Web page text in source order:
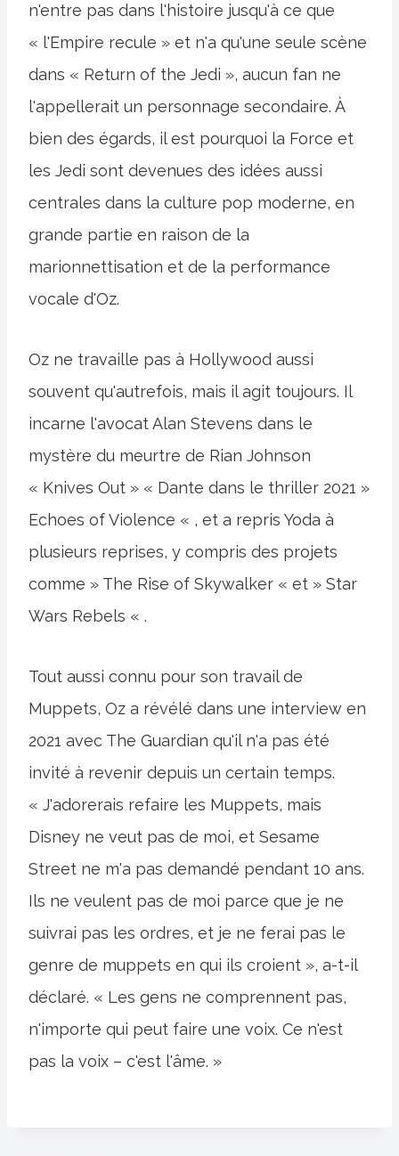
n'entre pas dans l'histoire jusqu'à ce que
« l'Empire recule » et n'a qu'une seule scène
dans « Return of the Jedi », aucun fan ne
l'appellerait un personnage secondaire. À
bien des égards, il est pourquoi la Force et
les Jedi sont devenues des idées aussi
centrales dans la culture pop moderne, en
grande partie en raison de la
marionnettisation et de la performance
vocale d'Oz.
Oz ne travaille pas à Hollywood aussi
souvent qu'autrefois, mais il agit toujours. Il
incarne l'avocat Alan Stevens dans le
mystère du meurtre de Rian Johnson
« Knives Out » « Dante dans le thriller 2021 »
Echoes of Violence « , et a repris Yoda à
plusieurs reprises, y compris des projets
comme » The Rise of Skywalker « et » Star
Wars Rebels « .
Tout aussi connu pour son travail de
Muppets, Oz a révélé dans une interview en
2021 avec The Guardian qu'il n'a pas été
invité à revenir depuis un certain temps.
« J'adorerais refaire les Muppets, mais
Disney ne veut pas de moi, et Sesame
Street ne m'a pas demandé pendant 10 ans.
Ils ne veulent pas de moi parce que je ne
suivrai pas les ordres, et je ne ferai pas le
genre de muppets en qui ils croient », a-t-il
déclaré. « Les gens ne comprennent pas,
n'importe qui peut faire une voix. Ce n'est
pas la voix – c'est l'âme. »